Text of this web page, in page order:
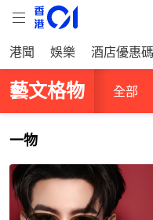
港聞 娛樂 酒店優惠碼
藝文格物 全部
一物